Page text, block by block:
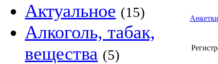
Актуальное (15)
Алкоголь, табак,
вещества (5)